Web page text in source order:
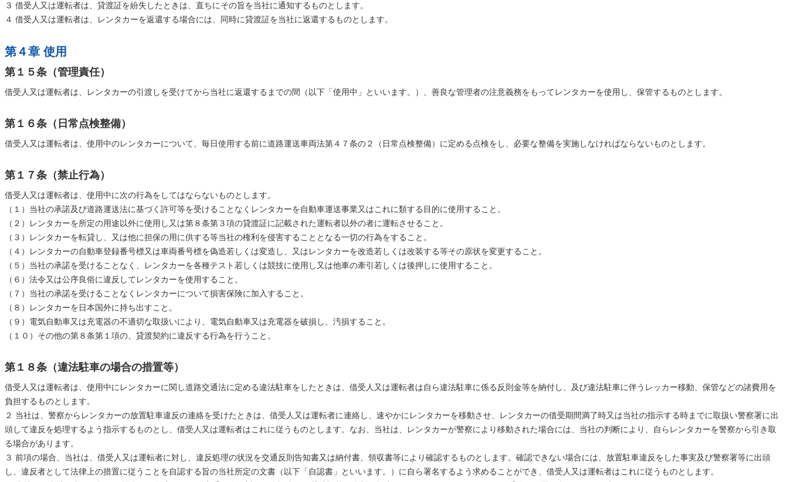
３ 借受人又は運転者は、貸渡証を紛失したときは、直ちにその旨を当社に通知するものとします。
４ 借受人又は運転者は、レンタカーを返還する場合には、同時に貸渡証を当社に返還するものとします。
第４章 使用
第１５条（管理責任）
借受人又は運転者は、レンタカーの引渡しを受けてから当社に返還するまでの間（以下「使用中」といいます。）、善良な管理者の注意義務をもってレンタカーを使用し、保管するものとします。
第１６条（日常点検整備）
借受人又は運転者は、使用中のレンタカーについて、毎日使用する前に道路運送車両法第４７条の２（日常点検整備）に定める点検をし、必要な整備を実施しなければならないものとします。
第１７条（禁止行為）
借受人又は運転者は、使用中に次の行為をしてはならないものとします。
（１）当社の承諾及び道路運送法に基づく許可等を受けることなくレンタカーを自動車運送事業又はこれに類する目的に使用すること。
（２）レンタカーを所定の用途以外に使用し又は第８条第３項の貸渡証に記載された運転者以外の者に運転させること。
（３）レンタカーを転貸し、又は他に担保の用に供する等当社の権利を侵害することとなる一切の行為をすること。
（４）レンタカーの自動車登録番号標又は車両番号標を偽造若しくは変造し、又はレンタカーを改造若しくは改装する等その原状を変更すること。
（５）当社の承諾を受けることなく、レンタカーを各種テスト若しくは競技に使用し又は他車の牽引若しくは後押しに使用すること。
（６）法令又は公序良俗に違反してレンタカーを使用すること。
（７）当社の承諾を受けることなくレンタカーについて損害保険に加入すること。
（８）レンタカーを日本国外に持ち出すこと。
（９）電気自動車又は充電器の不適切な取扱いにより、電気自動車又は充電器を破損し、汚損すること。
（１０）その他の第８条第１項の、貸渡契約に違反する行為を行うこと。
第１８条（違法駐車の場合の措置等）
借受人又は運転者は、使用中にレンタカーに関し道路交通法に定める違法駐車をしたときは、借受人又は運転者は自ら違法駐車に係る反則金等を納付し、及び違法駐車に伴うレッカー移動、保管などの諸費用を
負担するものとします。
２ 当社は、警察からレンタカーの放置駐車違反の連絡を受けたときは、借受人又は運転者に連絡し、速やかにレンタカーを移動させ、レンタカーの借受期間満了時又は当社の指示する時までに取扱い警察署に出
頭して違反を処理するよう指示するものとし、借受人又は運転者はこれに従うものとします。なお、当社は、レンタカーが警察により移動された場合には、当社の判断により、自らレンタカーを警察から引き取
る場合があります。
３ 前項の場合、当社は、借受人又は運転者に対し、違反処理の状況を交通反則告知書又は納付書、領収書等により確認するものとします。確認できない場合には、放置駐車違反をした事実及び警察署等に出頭
し、違反者として法律上の措置に従うことを自認する旨の当社所定の文書（以下「自認書」といいます。）に自ら署名するよう求めることができ、借受人又は運転者はこれに従うものとします。